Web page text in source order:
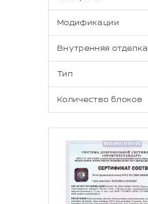
Модификации
Внутренняя отделка
Тип
Количество блоков